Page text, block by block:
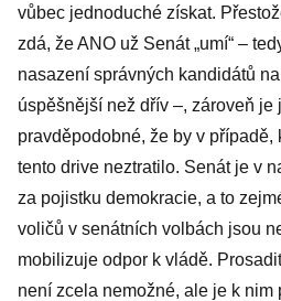
vůbec jednoduché získat.
zdá, že ANO už Senát „umí“ –
nasazení správných kandidátů
úspěšnější než dřív –, zároveň je
pravděpodobné, že by v případě,
tento drive neztratilo. Senát je v
za pojistku demokracie, a to
voličů v senátních volbách jsou
mobilizuje odpor k vládě.
není zcela nemožné, ale je k nim